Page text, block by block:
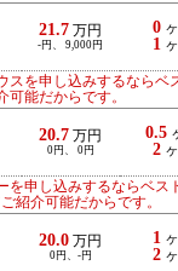
21.7 万円
-円、 9,000円
0ヶ
1
を申し込みするならベ
能だからです。
20.7 万円
0円、 0円
0.5
2ヶ
申し込みするならベス
紹介可能だからです。
20.0 万円
0円、-円
1
2ヶ